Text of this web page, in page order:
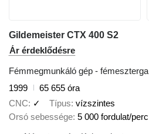
Gildemeister CTX 400 S2
Ár érdeklődésre
Fémmegmunkáló gép - fémeszterga
1999
65 655 óra
CNC
✓ Típus vízszintes
Orsó sebessége 5 000 fordulat/perc